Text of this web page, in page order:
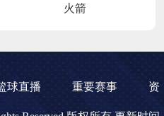
火箭
球直播 重要赛事 资